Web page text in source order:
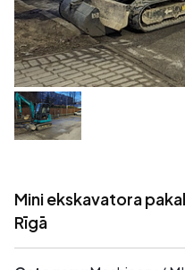
Mini ekskavatora
Rīgā